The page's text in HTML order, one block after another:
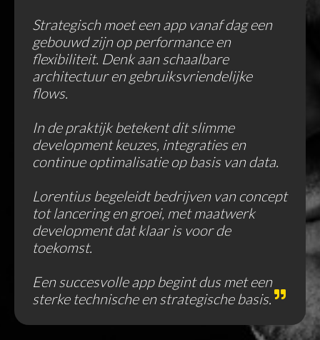
Strategisch moet een app vanaf dag een
gebouwd zijn op performance en
flexibiliteit. Denk aan schaalbare
architectuur en gebruiksvriendelijke
flows.
In de praktijk betekent dit slimme
development keuzes, integraties en
continue optimalisatie op basis van data.
Lorentius begeleidt bedrijven van concept
tot lancering en groei, met maatwerk
development dat klaar is voor de
toekomst.
Een succesvolle app begint dus met een
sterke technische en strategische basis.